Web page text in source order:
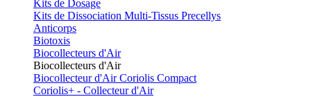
Kits de Dosage
Kits de Dissociation Multi-Tissus Precellys
Anticorps
Biotoxis
Biocollecteurs d'Air
Biocollecteurs d'Air
Biocollecteur d'Air Coriolis Compact
Coriolis+ - Collecteur d'Air